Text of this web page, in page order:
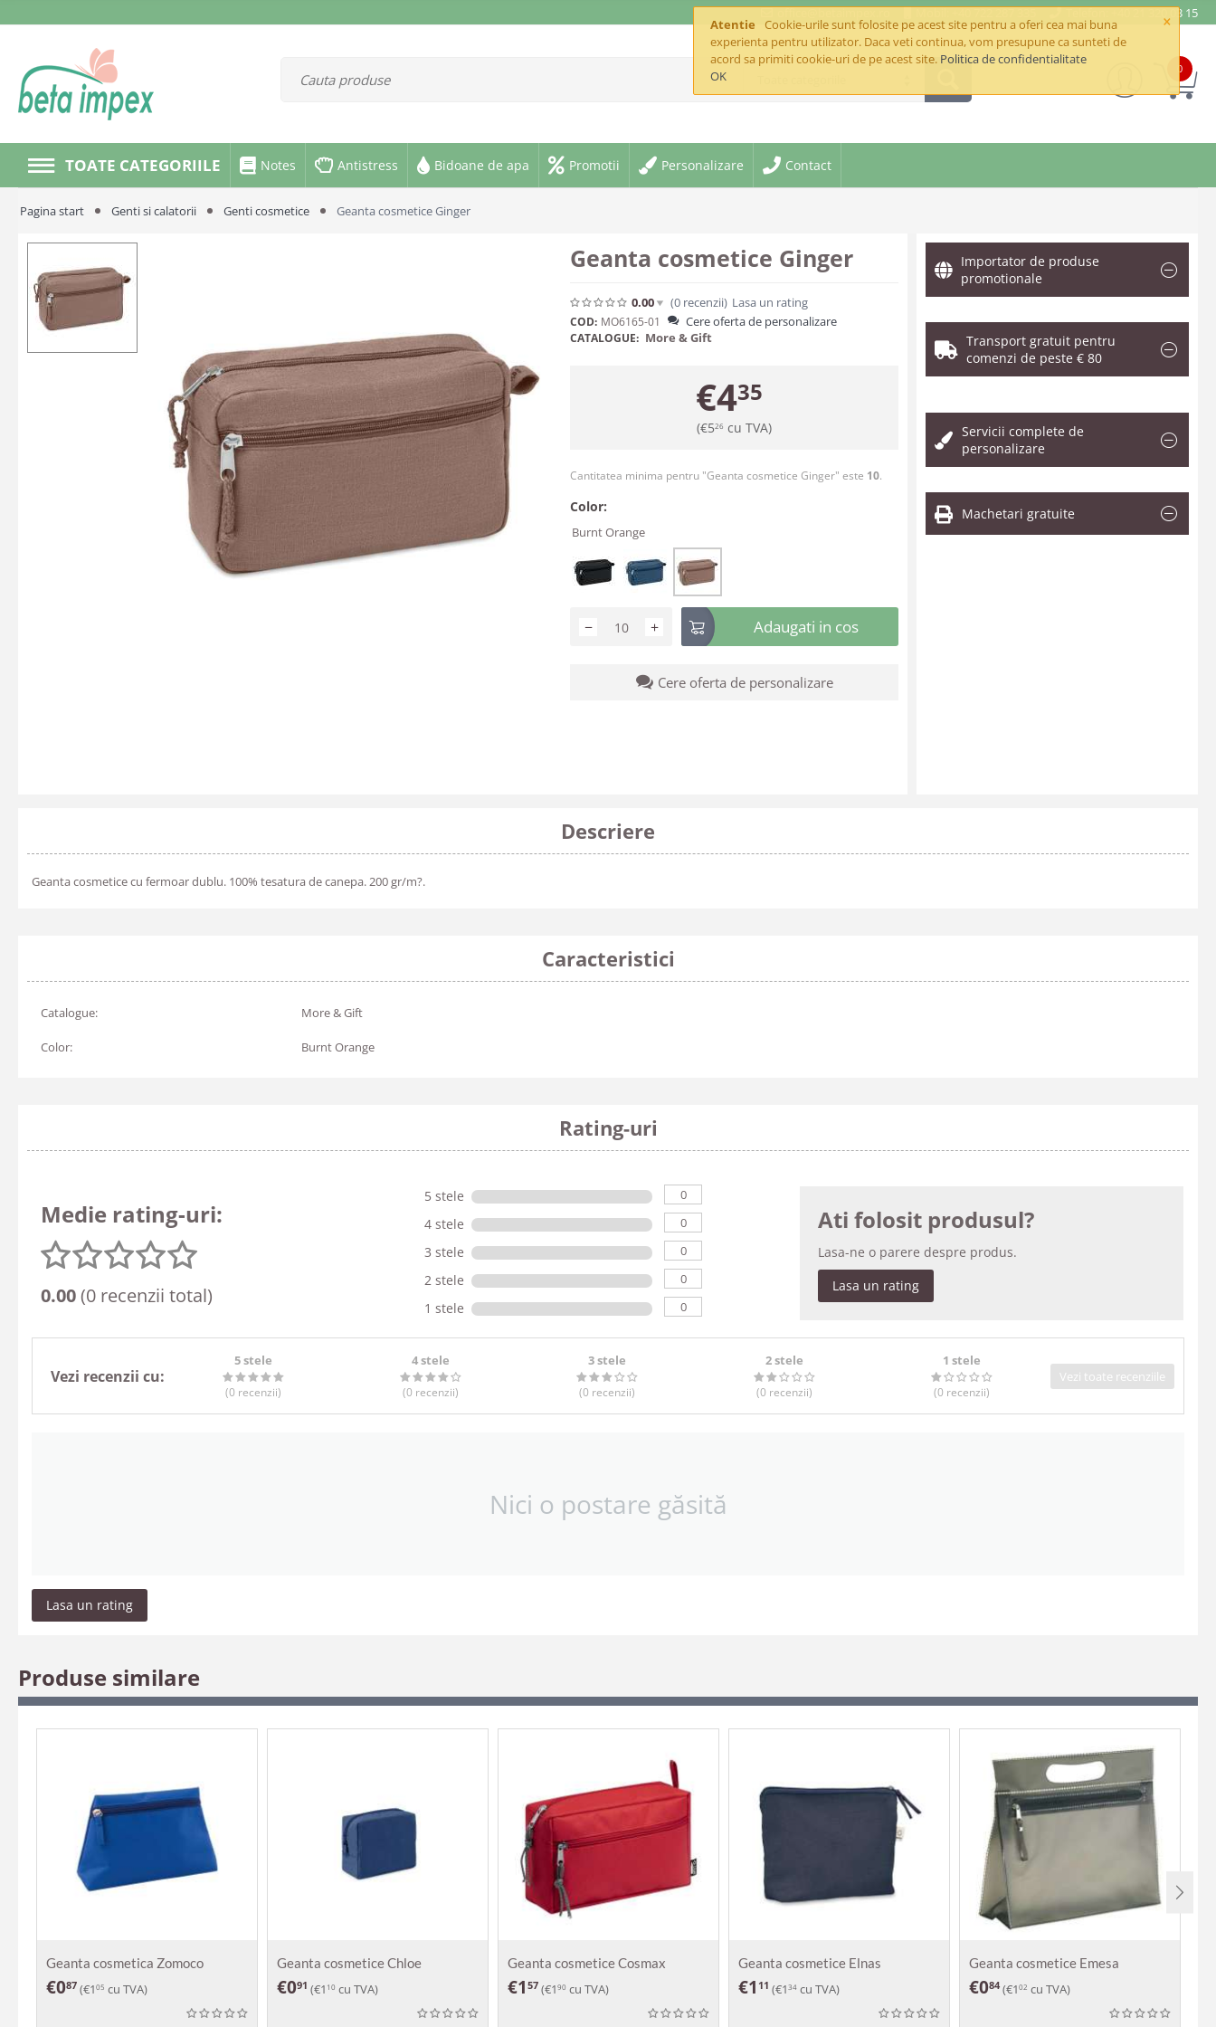
×
Atentie
Cookie-urile sunt folosite pe acest site pentru a oferi cea mai buna
experienta pentru utilizator. Daca veti continua, vom presupune ca sunteti de
acord sa primiti cookie-uri de pe acest site. Politica de confidentialitate
OK
office@betaimpex.ro Mobil: +40 722 287 335 Telefon: +40 21 320 03 15
0
TOATE CATEGORIILE Notes Antistress Bidoane de apa Promotii Personalizare Contact
Pagina start Genti si calatorii Genti cosmetice Geanta cosmetice Ginger
Geanta cosmetice Ginger
0.00 (0 recenzii) Lasa un rating
COD: MO6165-01 Cere oferta de personalizare
CATALOGUE: More & Gift
€435
(€526 cu TVA)
Cantitatea minima pentru "Geanta cosmetice Ginger" este 10.
Color:
Burnt Orange
+
− Adaugati in cos
Cere oferta de personalizare
Importator de produse
promotionale
Transport gratuit pentru
comenzi de peste € 80
Servicii complete de
personalizare
Machetari gratuite
Descriere
Geanta cosmetice cu fermoar dublu. 100% tesatura de canepa. 200 gr/m?.
Caracteristici
Catalogue: More & Gift
Color: Burnt Orange
Rating-uri
Medie rating-uri:
0.00(0 recenzii total)
5 stele 0
4 stele 0
3 stele 0
2 stele 0
1 stele 0
Ati folosit produsul?
Lasa-ne o parere despre produs.
Lasa un rating
Vezi recenzii cu:
5 stele
(0 recenzii)
4 stele
(0 recenzii)
3 stele
(0 recenzii)
2 stele
(0 recenzii)
1 stele
(0 recenzii)
Vezi toate recenziile
Nici o postare găsită
Lasa un rating
Produse similare
Geanta cosmetica Zomoco
€087 (€1 05 cu TVA)
Geanta cosmetice Chloe
€091 (€1 10 cu TVA)
Geanta cosmetice Cosmax
€1 57 (€1 90 cu TVA)
Geanta cosmetice Elnas
€1 11 (€1 34 cu TVA)
Geanta cosmetice Emesa
€084 (€1 02 cu TVA)